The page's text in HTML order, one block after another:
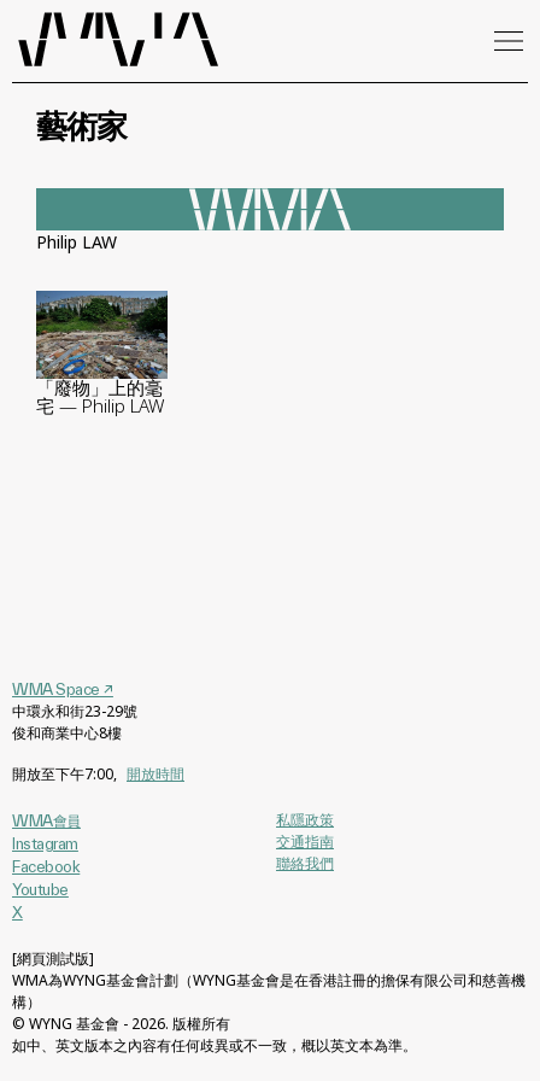
藝術家
Philip LAW
「廢物」上的毫
宅 — Philip LAW
WMA Space ↗
中環永和街23-29號
俊和商業中心8樓
開放至下午7:00, 開放時間
WMA會員
Instagram
Facebook
Youtube
X
私隱政策
交通指南
聯絡我們
[網頁測試版]
WMA為WYNG基金會計劃（WYNG基金會是在香港註冊的擔保有限公司和慈善機
構）
© WYNG 基金會 - 2026. 版權所有
如中、英文版本之內容有任何歧異或不一致，概以英文本為準。